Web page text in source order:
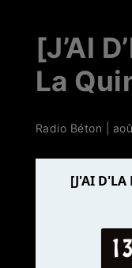
[J’AI
La
Radio Béton